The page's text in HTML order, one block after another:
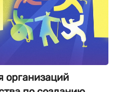
организаций